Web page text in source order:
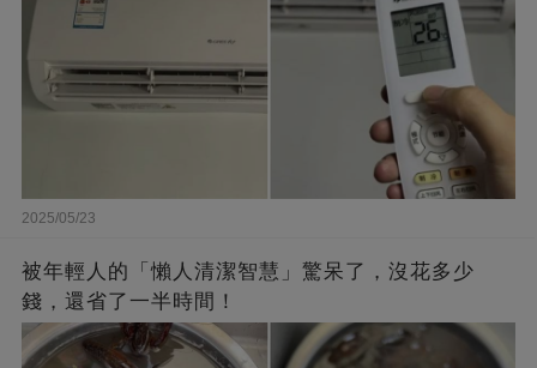
2025/05/23
被年輕人的「懶人清潔智慧」驚呆了，沒花多少
錢，還省了一半時間！